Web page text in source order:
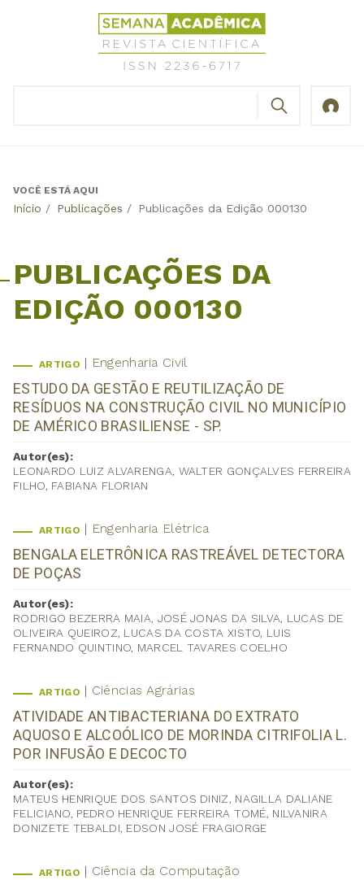
Revista
Científica
Semana
Back
VOCÊ ESTÁ AQUI
Início / Publicações / Publicações da Edição 000130
PUBLICAÇÕES DA
EDIÇÃO 000130
ARTIGO Engenharia Civil
ESTUDO DA GESTÃO E REUTILIZAÇÃO DE
RESÍDUOS NA CONSTRUÇÃO CIVIL NO MUNICÍPIO
DE AMÉRICO BRASILIENSE - SP.
Autor(es):
LEONARDO LUIZ ALVARENGA, WALTER GONÇALVES FERREIRA
FILHO, FABIANA FLORIAN
ARTIGO Engenharia Elétrica
BENGALA ELETRÔNICA RASTREÁVEL DETECTORA
DE POÇAS
Autor(es):
RODRIGO BEZERRA MAIA, JOSÉ JONAS DA SILVA, LUCAS DE
OLIVEIRA QUEIROZ, LUCAS DA COSTA XISTO, LUIS
FERNANDO QUINTINO, MARCEL TAVARES COELHO
ARTIGO Ciências Agrárias
ATIVIDADE ANTIBACTERIANA DO EXTRATO
AQUOSO E ALCOÓLICO DE MORINDA CITRIFOLIA L.
POR INFUSÃO E DECOCTO
Autor(es):
MATEUS HENRIQUE DOS SANTOS DINIZ, NAGILLA DALIANE
FELICIANO, PEDRO HENRIQUE FERREIRA TOMÉ, NILVANIRA
DONIZETE TEBALDI, EDSON JOSÉ FRAGIORGE
ARTIGO Ciência da Computação